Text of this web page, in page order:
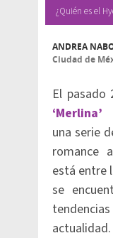
¿Quién es el
ANDREA
Ciudad de
El pasado
una serie
romance
está entre
se
actualidad.